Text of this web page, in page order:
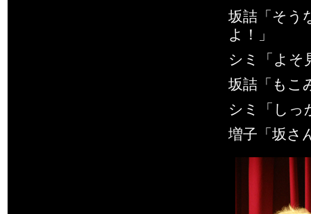
坂詰「そう
よ！」
シミ「よそ
坂詰「もこ
シミ「しっ
増子「坂さ